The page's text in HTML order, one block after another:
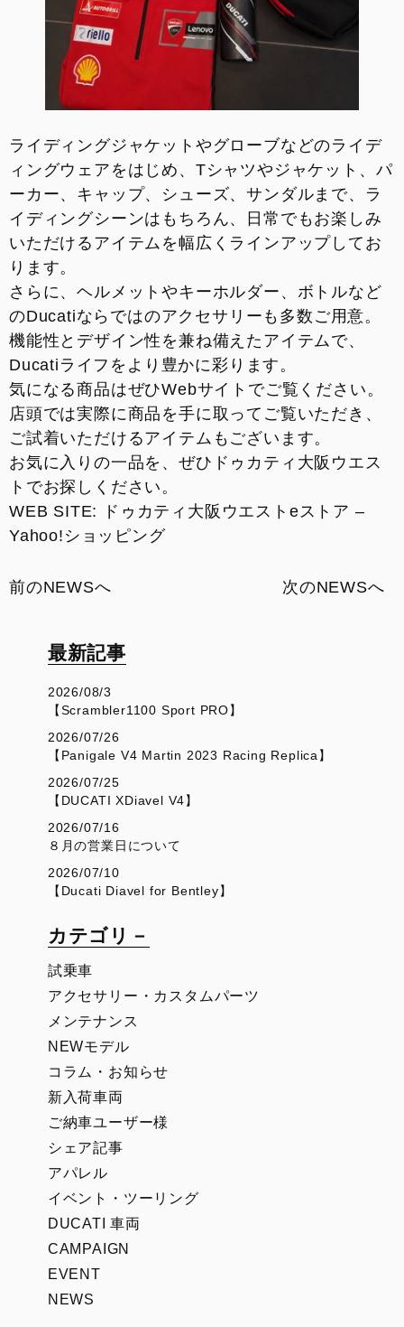
ライディングジャケットやグローブなどのライデ
ィングウェアをはじめ、Tシャツやジャケット、パ
ーカー、キャップ、シューズ、サンダルまで、ラ
イディングシーンはもちろん、日常でもお楽しみ
いただけるアイテムを幅広くラインアップしてお
ります。
さらに、ヘルメットやキーホルダー、ボトルなど
のDucatiならではのアクセサリーも多数ご用意。
機能性とデザイン性を兼ね備えたアイテムで、
Ducatiライフをより豊かに彩ります。
気になる商品はぜひWebサイトでご覧ください。
店頭では実際に商品を手に取ってご覧いただき、
ご試着いただけるアイテムもございます。
お気に入りの一品を、ぜひドゥカティ大阪ウエス
トでお探しください。
WEB SITE:
ドゥカティ大阪ウエストeストア –
Yahoo!ショッピング
前のNEWSへ 次のNEWSへ
最新記事
2026/08/3
【Scrambler1100 Sport PRO】
2026/07/26
【Panigale V4 Martin 2023 Racing Replica】
2026/07/25
【DUCATI XDiavel V4】
2026/07/16
８月の営業日について
2026/07/10
【Ducati Diavel for Bentley】
カテゴリ－
試乗車
アクセサリー・カスタムパーツ
メンテナンス
NEWモデル
コラム・お知らせ
新入荷車両
ご納車ユーザー様
シェア記事
アパレル
イベント・ツーリング
DUCATI 車両
CAMPAIGN
EVENT
NEWS